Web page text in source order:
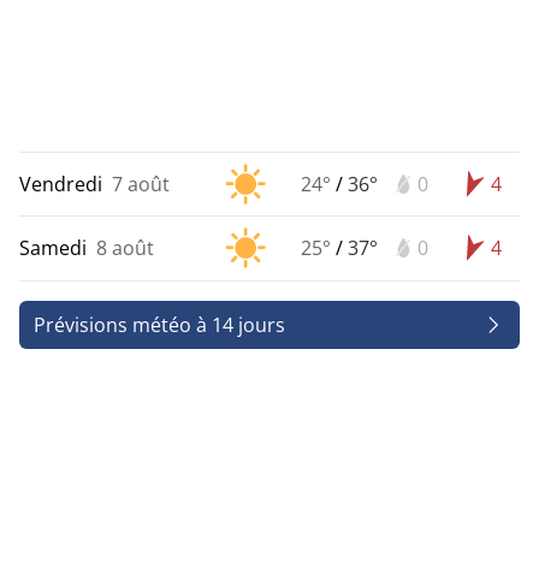
Vendredi 7 août 24° /36° 0 4
Samedi 8 août 25° /37° 0 4
Prévisions météo à 14 jours